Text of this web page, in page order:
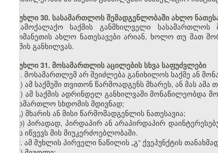
მუხლი 30. სასამართლოს შემადგენლობაში ახლო
სამოქალაქო საქმის განმხილველი
ერთმანეთის ახლო ნათესავები არიან, ხოლო თუ მათ
საქმის განხილვას.
მუხლი 31. მოსამართლის აცილების სხვა საფუძვლები
1. მოსამართლემ არ შეიძლება განიხილოს საქმე ან
ა) ამ საქმეში თვითონ წარმოადგენს მხარეს, ან მას
ბ) ამ საქმის ადრინდელ განხილვაში მონაწილეობდა
სასამართლო სხდომის მდივნად;
გ) მხარის ან მისი წარმომადგენლის ნათესავია;
დ) პირადად, პირდაპირ ან არაპირდაპირ
ეჭვს იწვევს მის მიუკერძოებლობაში.
2. ამ მუხლის პირველი ნაწილის „გ” ქვეპუნქტის